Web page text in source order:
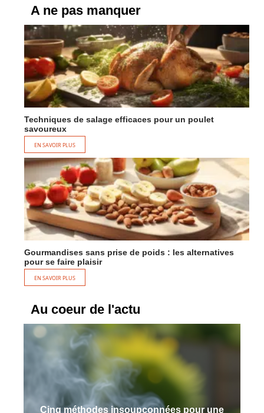
A ne pas manquer
Techniques de salage efficaces pour un poulet
savoureux
EN SAVOIR PLUS
Gourmandises sans prise de poids : les alternatives
pour se faire plaisir
EN SAVOIR PLUS
Au coeur de l'actu
Cinq méthodes insoupçonnées pour une